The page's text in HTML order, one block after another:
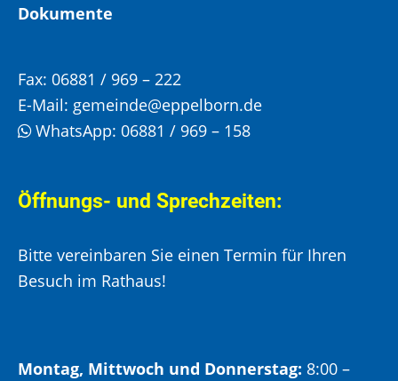
Dokumente
Fax: 06881 / 969 – 222
E-Mail: gemeinde@eppelborn.de
WhatsApp: 06881 / 969 – 158
Öffnungs- und Sprechzeiten:
Bitte vereinbaren Sie einen Termin für Ihren
Besuch im Rathaus!
Montag, Mittwoch und Donnerstag: 8:00 –